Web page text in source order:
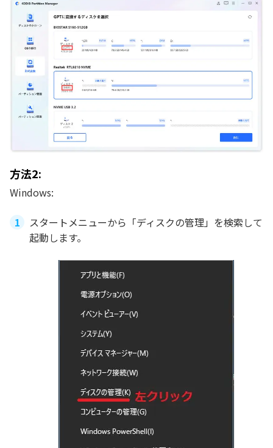
方法2:
Windows:
スタートメニューから「ディスクの管理」を検索して
起動します。